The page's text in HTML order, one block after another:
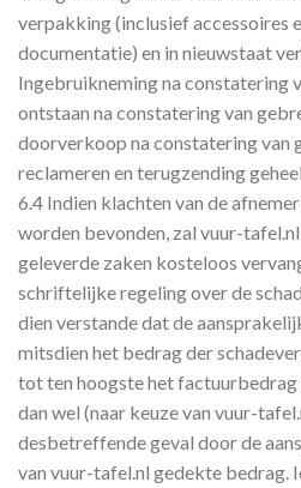
verpakking (inclusief accessoires
documentatie) en in nieuwstaat
Ingebruikneming na constatering
ontstaan na constatering van
doorverkoop na constatering van
reclameren en terugzending
6.4 Indien klachten van de
worden bevonden, zal vuur-
geleverde zaken kosteloos
schriftelijke regeling over de
dien verstande dat de
mitsdien het bedrag der
tot ten hoogste het
dan wel (naar keuze van vuur-
desbetreffende geval door de
van vuur-tafel.nl gedekte bedrag.